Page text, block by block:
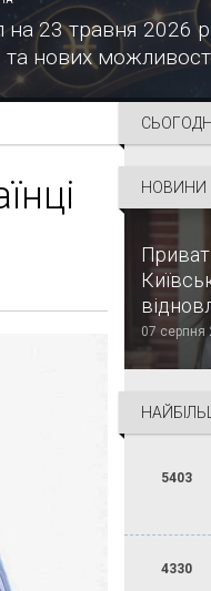
на 23 травня 2026
та нових
НОВИНИ
07 серпня
5403
4330